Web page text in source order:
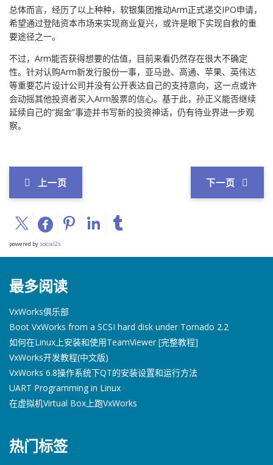
总体而言，经历了以上种种，软银集团推动Arm正式递交IPO申请，
希望通过登陆资本市场来实现商业复兴，或许是眼下实现自救的重
要途径之一。
不过，Arm能否获得想要的估值，目前来看仍然存在很大不确定
性。针对认购Arm新发行股份一事，亚马逊、高通、苹果、英伟达
等重要芯片设计公司并没有公开表达自己的支持意向，这一点或许
会动摇其他投资者买入Arm股票的信心。基于此，孙正义能否继续
延续自己的“掘金”事迹并书写新的投资神话，仍有待业界进一步观
察。
上一页 下一页
powered by social2s
最多阅读
VxWorks俱乐部
Boot VxWorks from a SCSI hard disk under Tornado 2.2
如何在Linux上安装和使用TeamViewer [完整教程]
VxWorks开发教程(中文版)
VxWorks 6.8操作系统下QT的安装设置和运行方法
UART Programming in Linux
在虚拟机Virtual Box上跑VxWorks
热门标签